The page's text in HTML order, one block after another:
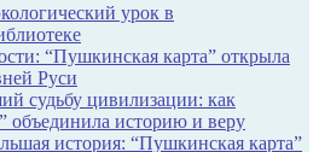
урок в
“Пушкинская карта” открыла
Руси
судьбу цивилизации: как
объединила историю и веру
история: “Пушкинская карта”